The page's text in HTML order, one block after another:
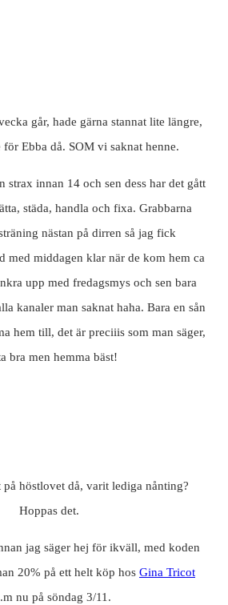
går, hade gärna stannat lite längre,
Ebba då. SOM vi saknat henne.
innan 14 och sen dess har det gått
städa, handla och fixa. Grabbarna
nästan på dirren så jag fick
med middagen klar när de kom hem ca
upp med fredagsmys och sen bara
kanaler man saknat haha. Bara en sån
hem till, det är preciiis som man säger,
bra men hemma bäst!
höstlovet då, varit lediga nånting?
Hoppas det.
jag säger hej för ikväll, med koden
20% på ett helt köp hos Gina Tricot
nu på söndag 3/11.